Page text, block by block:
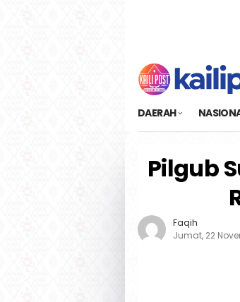
DAERAH
Pilgub
Faqih
Jumat, 22